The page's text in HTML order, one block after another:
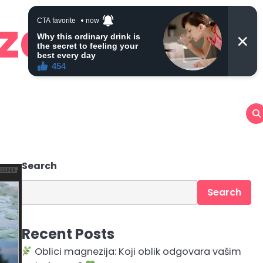
Search
Search
Recent Posts
Oblici magnezija: Koji oblik odgovara vašim